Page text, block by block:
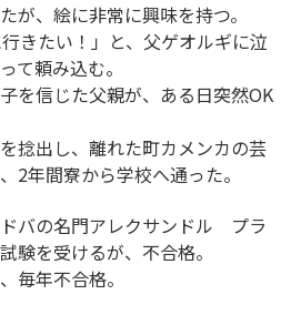
が、絵に非常に興味を持つ。
きたい！」と、父ゲオルギに泣
て頼み込む。
を信じた父親が、ある日突然OK
捻出し、離れた町カメンカの芸
2年間寮から学校へ通った。
バの名門アレクサンドル プラ
験を受けるが、不合格。
毎年不合格。